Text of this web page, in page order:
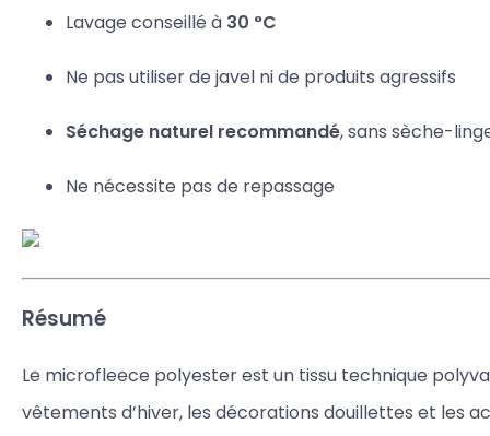
Lavage conseillé à 30 °C
Ne pas utiliser de javel ni de produits agressifs
Séchage naturel recommandé, sans sèche-
Ne nécessite pas de repassage
Résumé
Le microfleece polyester est un tissu technique
vêtements d’hiver, les décorations douillettes et les